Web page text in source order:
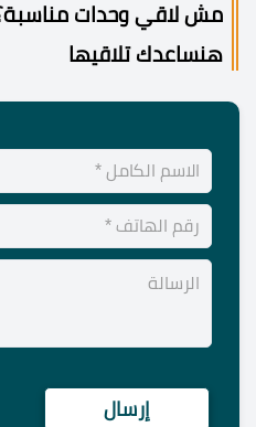
مش لاقي وحدات مناسبة؟
هنساعدك تلاقيها